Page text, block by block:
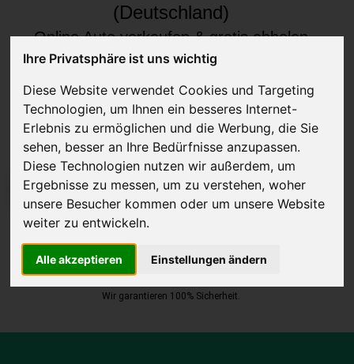
Ihre Privatsphäre ist uns wichtig
Diese Website verwendet Cookies und Targeting
Technologien, um Ihnen ein besseres Internet-
Erlebnis zu ermöglichen und die Werbung, die Sie
sehen, besser an Ihre Bedürfnisse anzupassen.
Diese Technologien nutzen wir außerdem, um
Ergebnisse zu messen, um zu verstehen, woher
unsere Besucher kommen oder um unsere Website
weiter zu entwickeln.
Alle akzeptieren Einstellungen ändern
(Deutschland)
Online Auto verkaufen & gratis abholen
lassen
JETZT KOSTENLOSE BEWERTUNG
Kostenloses Angebotfür den Ankauf Ihres Autos inklusive der
Wir garantieren 100% Sicherheit.